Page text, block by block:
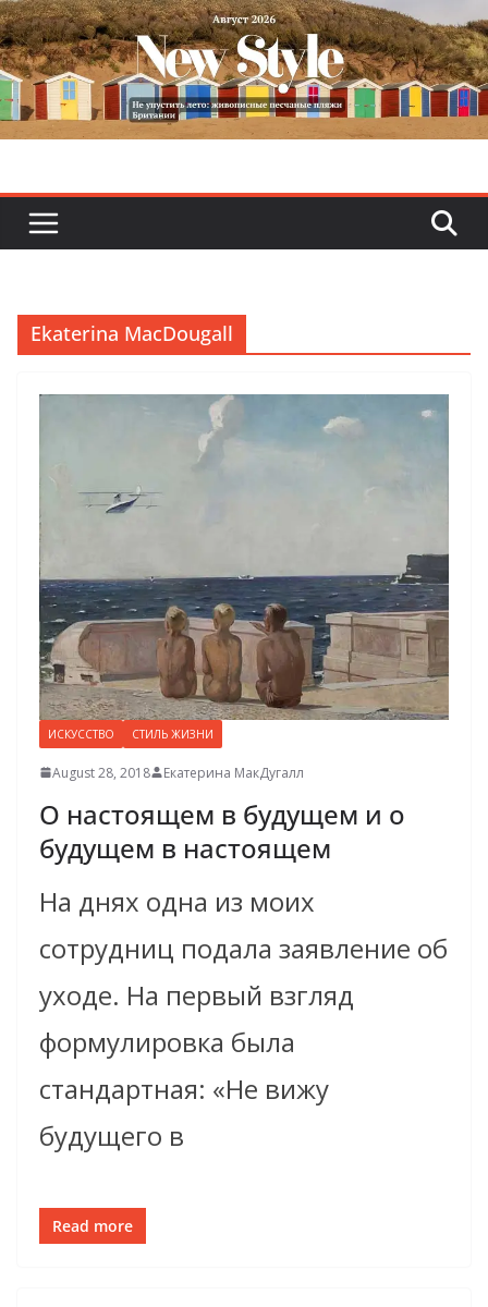
Skip
to
content
Ekaterina MacDougall
ИСКУССТВО СТИЛЬ ЖИЗНИ
August 28, 2018 Екатерина МакДугалл
О настоящем в будущем и о
будущем в настоящем
На днях одна из моих
сотрудниц подала заявление об
уходе. На первый взгляд
формулировка была
стандартная: «Не вижу
будущего в
Read more